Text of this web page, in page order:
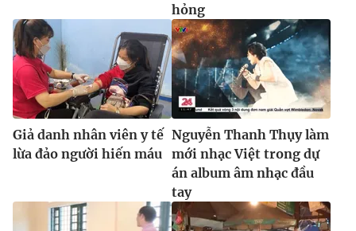
® Cấm sao chép dưới mọi hình thức nếu không có sự chấp
thuận bằng văn bản. Ghi rõ nguồn VTV.vn khi phát hành lại
thông tin từ website này.
hỏng
Giả danh nhân viên y tế
lừa đảo người hiến máu
Nguyễn Thanh Thụy làm
mới nhạc Việt trong dự
án album âm nhạc đầu
tay